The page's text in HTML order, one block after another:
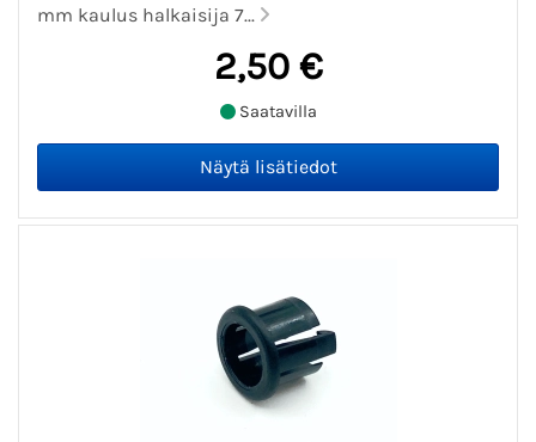
mm kaulus halkaisija 7...
2,50 €
Saatavilla